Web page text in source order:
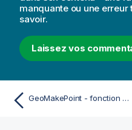
manquante ou une
savoir.
Laissez vos
GeoMakePoint - fonction de script et fonction de graphique